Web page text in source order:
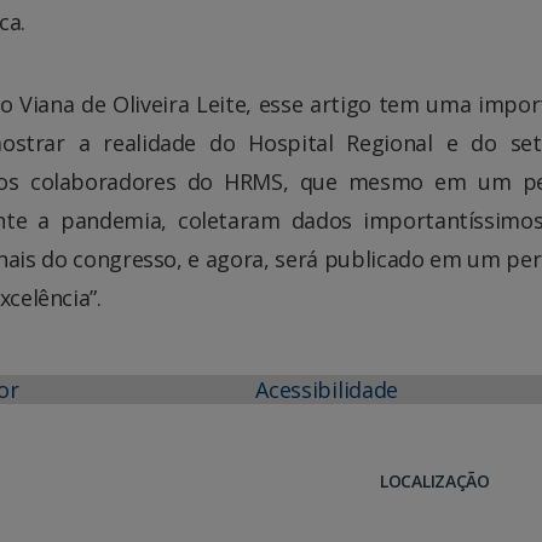
Viana de Oliveira Leite, esse artigo tem uma
a realidade do Hospital Regional e do
colaboradores do HRMS, que mesmo em um
a pandemia, coletaram dados
do congresso, e agora, será publicado em um
Acessibilidade
LOCALIZAÇÃO